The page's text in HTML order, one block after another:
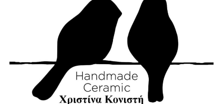
Γιατί η καλύτερη πυρκαγιά είναι εκείνη που δεν θα
εκδηλωθεί ποτέ.
Την ίδια στιγμή, αποτίουμε φόρο τιμής στους
πυροσβέστες που έχασαν τη ζωή τους υπηρετώντας το
καθήκον. Η αυτοθυσία τους μας υπενθυμίζει ότι η